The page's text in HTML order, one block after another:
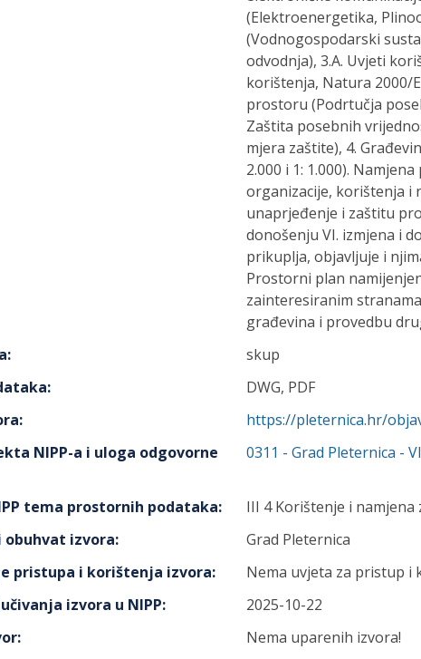
(Elektroenergetika,
(Vodnogospodarski
odvodnja), 3.A. Uvjeti
korištenja, Natura 2000/
prostoru (Podrtučja
Zaštita posebnih
mjera zaštite), 4.
2.000 i 1: 1.000).
organizacije, korištenja i
unaprjeđenje i zaštitu
donošenju VI. izmjena i
prikuplja, objavljuje i
Prostorni plan
zainteresiranim
građevina i provedbu
:
skup
:
DWG, PDF
:
https://pleternica.hr/
NIPP-a i uloga odgovorne
0311 - Grad Pleternica -
tema prostornih podataka:
III 4 Korištenje i namjena
obuhvat izvora:
Grad Pleternica
pristupa i korištenja izvora:
Nema uvjeta za pristup i
izvora u NIPP:
2025-10-22
: Nema uparenih izvora!